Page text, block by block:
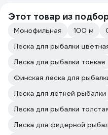
Этот товар из
Монофильная 100 м
Леска для рыбалки
Леска для рыбалки тонкая
Финская леска для
Леска для летней рыбалки
Леска для рыбалки
Леска для фидерной